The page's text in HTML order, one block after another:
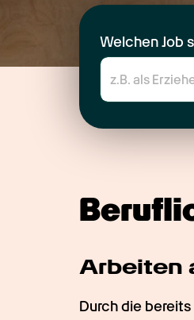
Welchen Job
Arbeiten
Durch die